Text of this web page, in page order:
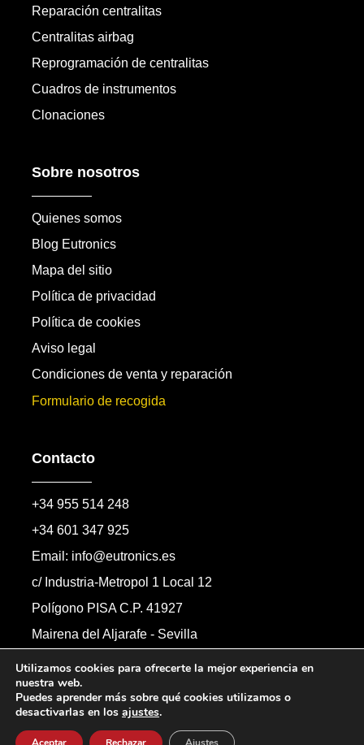
Reparación centralitas
Centralitas airbag
Reprogramación de centralitas
Cuadros de instrumentos
Clonaciones
Sobre nosotros
Quienes somos
Blog Eutronics
Mapa del sitio
Política de privacidad
Política de cookies
Aviso legal
Condiciones de venta y reparación
Formulario de recogida
Contacto
+34 955 514 248
+34 601 347 925
Email: info@eutronics.es
c/ Industria-Metropol 1 Local 12
Polígono PISA C.P. 41927
Mairena del Aljarafe - Sevilla
Formulario de contacto
Todos los derechos reservados.
Utilizamos cookies para ofrecerte la mejor experiencia en
nuestra web.
Puedes aprender más sobre qué cookies utilizamos o
desactivarlas en los ajustes.